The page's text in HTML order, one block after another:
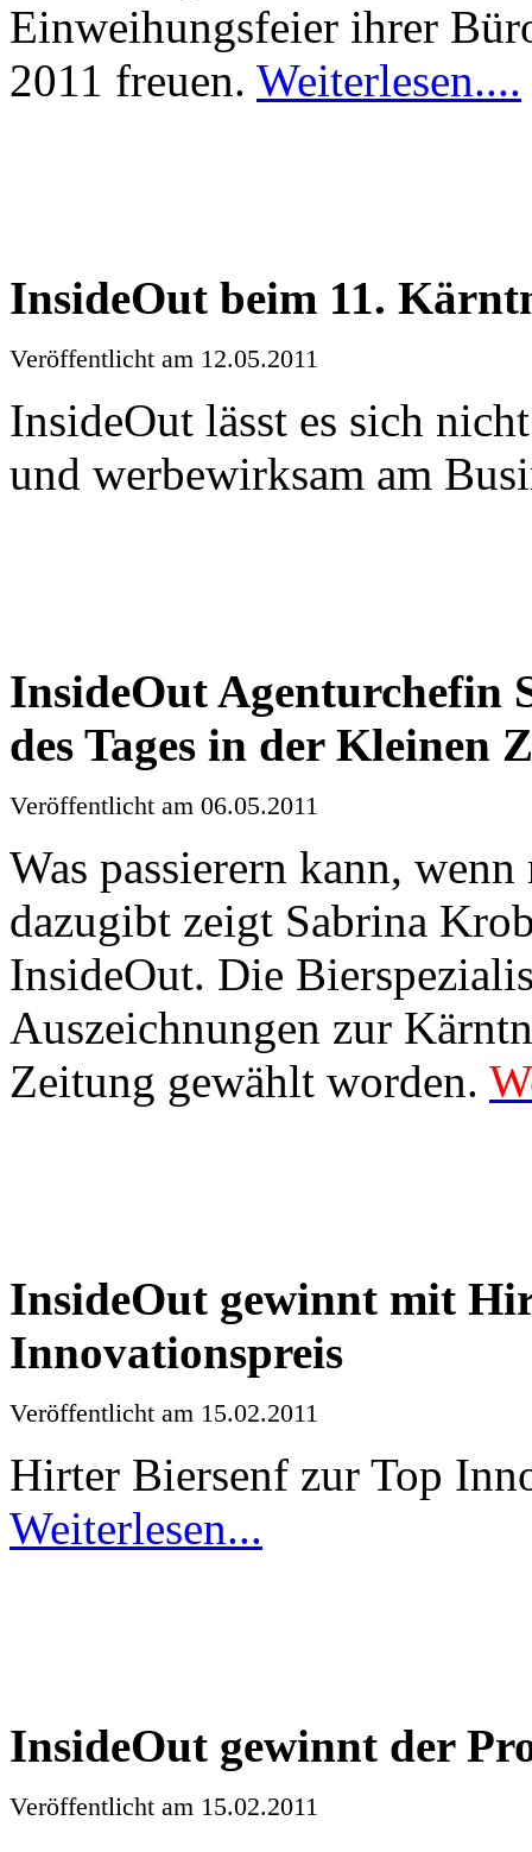
Einweihungsfeier ihrer
2011 freuen. Weiterlesen....
InsideOut beim 11.
Veröffentlicht am 12.05.2011
InsideOut lässt es sich nicht
und werbewirksam am
InsideOutAgenturchefin
des Tages in der Kleinen
Veröffentlicht am 06.05.2011
Was passierern kann, wenn
dazugibt zeigt Sabrina
InsideOut. Die
Auszeichnungen zur
Zeitung gewählt worden.
InsideOut gewinnt mit
Innovationspreis
Veröffentlicht am 15.02.2011
Hirter Biersenf zur Top
Weiterlesen...
InsideOut gewinnt der
Veröffentlicht am 15.02.2011